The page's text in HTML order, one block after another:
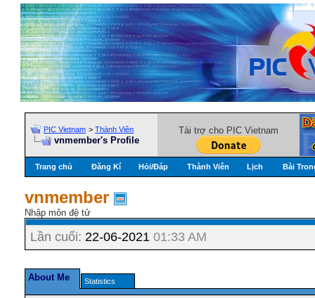
PIC Vietnam > Thành Viên
vnmember's Profile
Tài trợ cho PIC Vietnam
Trang chủ Đăng Kí Hỏi/Ðáp Thành Viên Lịch Bài
vnmember
Nhập môn đệ tử
Lần cuối: 22-06-2021 01:33 AM
About Me Statistics